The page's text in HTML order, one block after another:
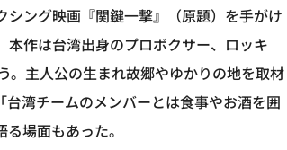
ング映画『関鍵一撃』（原題）を手がけ
作は台湾出身のプロボクサー、ロッキ
。主人公の生まれ故郷やゆかりの地を取材
湾チームのメンバーとは食事やお酒を囲
場面もあった。